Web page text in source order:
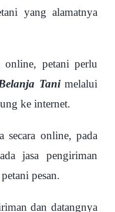
yang alamatnya
online, petani perlu
Tanimelalui
ke internet.
secara online, pada
jasa pengiriman
pesan.
dan datangnya